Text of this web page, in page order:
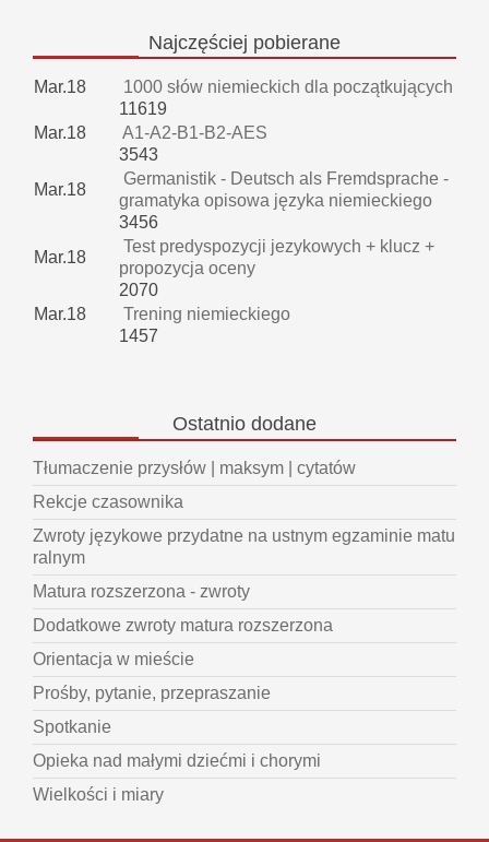
Najczęściej pobierane
Mar.18
1000 słów niemieckich dla początkujących
11619
Mar.18
A1-A2-B1-B2-AES
3543
Mar.18
Germanistik - Deutsch als Fremdsprache -
gramatyka opisowa języka niemieckiego
3456
Mar.18
Test predyspozycji jezykowych + klucz +
propozycja oceny
2070
Mar.18
Trening niemieckiego
1457
Ostatnio dodane
Tłumaczenie przysłów | maksym | cytatów
Rekcje czasownika
Zwroty językowe przydatne na ustnym egzaminie matu
ralnym
Matura rozszerzona - zwroty
Dodatkowe zwroty matura rozszerzona
Orientacja w mieście
Prośby, pytanie, przepraszanie
Spotkanie
Opieka nad małymi dziećmi i chorymi
Wielkości i miary